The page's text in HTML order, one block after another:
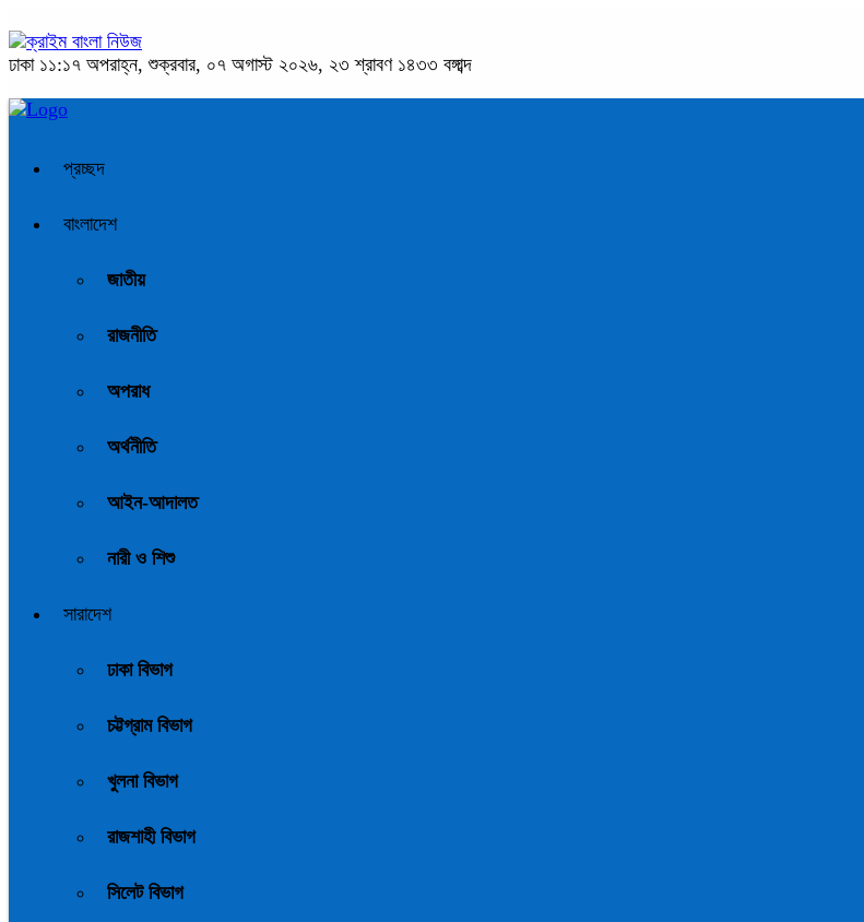
ঢাকা ১১:১৭ অপরাহ্ন, শুক্রবার, ০৭ অগাস্ট ২০২৬, ২৩ শ্রাবণ ১৪৩৩ বঙ্গাব্দ
প্রচ্ছদ
বাংলাদেশ
জাতীয়
রাজনীতি
অপরাধ
অর্থনীতি
আইন-আদালত
নারী ও শিশু
সারাদেশ
ঢাকা বিভাগ
চট্টগ্রাম বিভাগ
খুলনা বিভাগ
রাজশাহী বিভাগ
সিলেট বিভাগ